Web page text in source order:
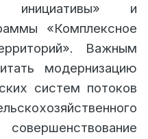
инициативы» и
«Комплексное
Важным
модернизацию
систем потоков